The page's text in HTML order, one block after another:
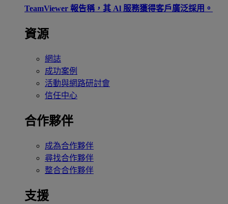
TeamViewer 報告稱，其 Al 服務獲得客戶廣泛採用。
資源
網誌
成功案例
活動與網路研討會
信任中心
合作夥伴
成為合作夥伴
尋找合作夥伴
整合合作夥伴
支援